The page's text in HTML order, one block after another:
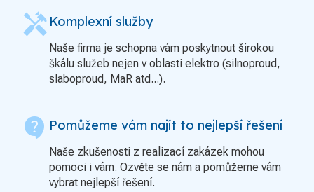
handyman Komplexní služby
Naše firma je schopna vám poskytnout širokou
škálu služeb nejen v oblasti elektro (silnoproud,
slaboproud, MaR atd...).
contact_support Pomůžeme vám najít to nejlepší řešení
Naše zkušenosti z realizací zakázek mohou
pomoci i vám. Ozvěte se nám a pomůžeme vám
vybrat nejlepší řešení.